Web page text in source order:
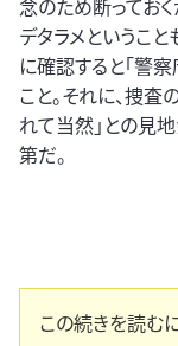
念のため断っておく
デタラメというこ
に確認すると「警
こと。それに、捜
れて当然」との見
第だ。
この続きを読む